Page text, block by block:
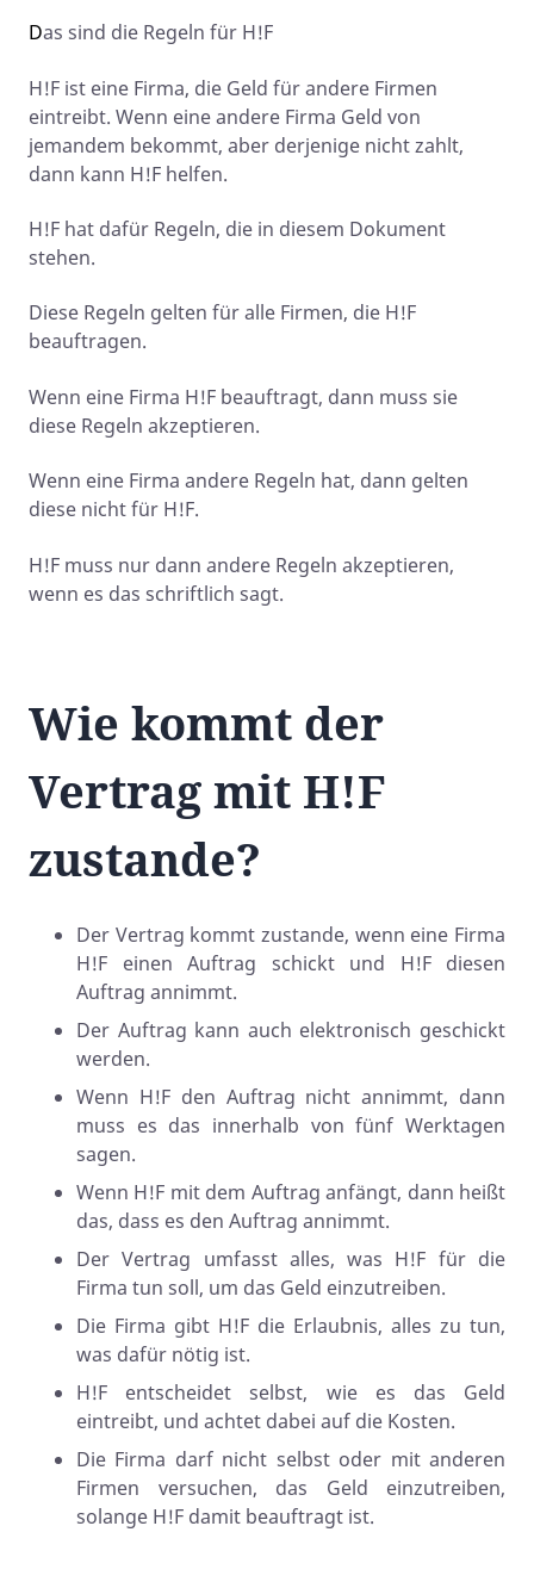
Das sind die Regeln für H!F
H!F ist eine Firma, die Geld für andere Firmen
eintreibt. Wenn eine andere Firma Geld von
jemandem bekommt, aber derjenige nicht zahlt,
dann kann H!F helfen.
H!F hat dafür Regeln, die in diesem Dokument
stehen.
Diese Regeln gelten für alle Firmen, die H!F
beauftragen.
Wenn eine Firma H!F beauftragt, dann muss sie
diese Regeln akzeptieren.
Wenn eine Firma andere Regeln hat, dann gelten
diese nicht für H!F.
H!F muss nur dann andere Regeln akzeptieren,
wenn es das schriftlich sagt.
Wie kommt der
Vertrag mit H!F
zustande?
Der Vertrag kommt zustande, wenn eine Firma
H!F einen Auftrag schickt und H!F diesen
Auftrag annimmt.
Der Auftrag kann auch elektronisch geschickt
werden.
Wenn H!F den Auftrag nicht annimmt, dann
muss es das innerhalb von fünf Werktagen
sagen.
Wenn H!F mit dem Auftrag anfängt, dann heißt
das, dass es den Auftrag annimmt.
Der Vertrag umfasst alles, was H!F für die
Firma tun soll, um das Geld einzutreiben.
Die Firma gibt H!F die Erlaubnis, alles zu tun,
was dafür nötig ist.
H!F entscheidet selbst, wie es das Geld
eintreibt, und achtet dabei auf die Kosten.
Die Firma darf nicht selbst oder mit anderen
Firmen versuchen, das Geld einzutreiben,
solange H!F damit beauftragt ist.